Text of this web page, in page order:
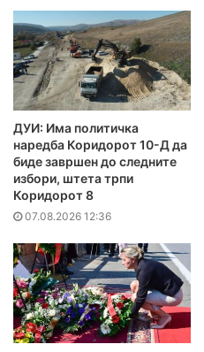
ДУИ: Има политичка
наредба Коридорот 10-Д да
биде завршен до следните
избори, штета трпи
Коридорот 8
07.08.2026 12:36